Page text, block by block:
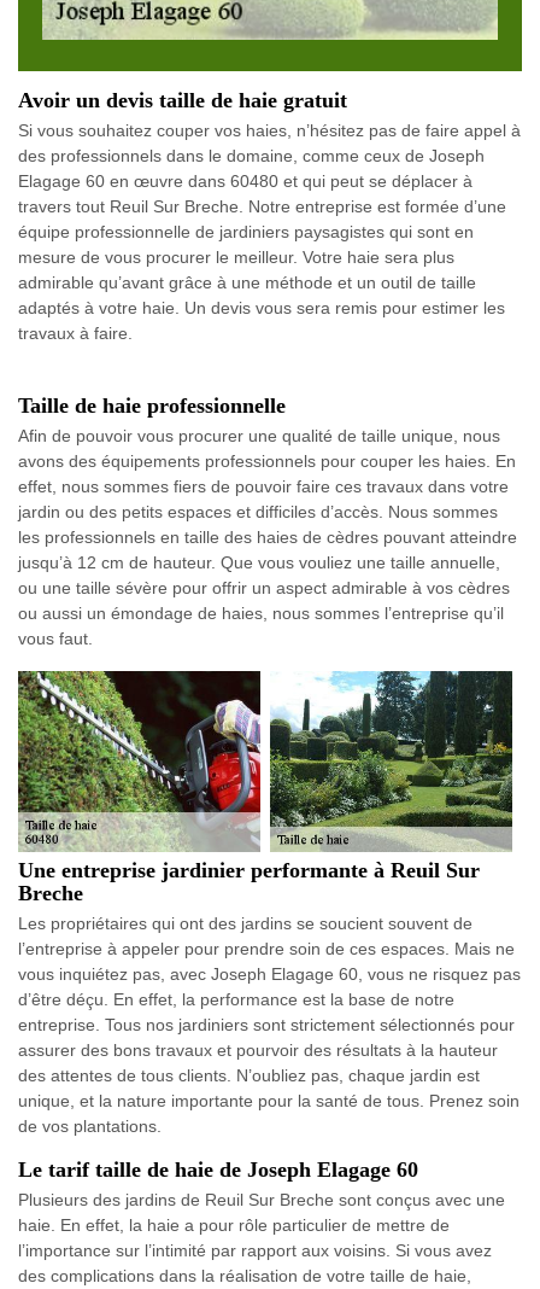
Avoir un devis taille de haie gratuit
Si vous souhaitez couper vos haies, n’hésitez pas de faire appel à
des professionnels dans le domaine, comme ceux de Joseph
Elagage 60 en œuvre dans 60480 et qui peut se déplacer à
travers tout Reuil Sur Breche. Notre entreprise est formée d’une
équipe professionnelle de jardiniers paysagistes qui sont en
mesure de vous procurer le meilleur. Votre haie sera plus
admirable qu’avant grâce à une méthode et un outil de taille
adaptés à votre haie. Un devis vous sera remis pour estimer les
travaux à faire.
Taille de haie professionnelle
Afin de pouvoir vous procurer une qualité de taille unique, nous
avons des équipements professionnels pour couper les haies. En
effet, nous sommes fiers de pouvoir faire ces travaux dans votre
jardin ou des petits espaces et difficiles d’accès. Nous sommes
les professionnels en taille des haies de cèdres pouvant atteindre
jusqu’à 12 cm de hauteur. Que vous vouliez une taille annuelle,
ou une taille sévère pour offrir un aspect admirable à vos cèdres
ou aussi un émondage de haies, nous sommes l’entreprise qu’il
vous faut.
Une entreprise jardinier performante à Reuil Sur
Breche
Les propriétaires qui ont des jardins se soucient souvent de
l’entreprise à appeler pour prendre soin de ces espaces. Mais ne
vous inquiétez pas, avec Joseph Elagage 60, vous ne risquez pas
d’être déçu. En effet, la performance est la base de notre
entreprise. Tous nos jardiniers sont strictement sélectionnés pour
assurer des bons travaux et pourvoir des résultats à la hauteur
des attentes de tous clients. N’oubliez pas, chaque jardin est
unique, et la nature importante pour la santé de tous. Prenez soin
de vos plantations.
Le tarif taille de haie de Joseph Elagage 60
Plusieurs des jardins de Reuil Sur Breche sont conçus avec une
haie. En effet, la haie a pour rôle particulier de mettre de
l’importance sur l’intimité par rapport aux voisins. Si vous avez
des complications dans la réalisation de votre taille de haie,